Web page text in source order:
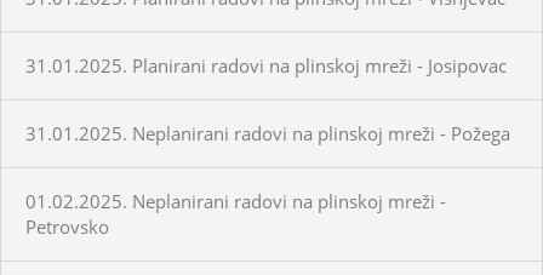
31.01.2025. Planirani radovi na plinskoj mreži - Josipovac
31.01.2025. Neplanirani radovi na plinskoj mreži - Požega
01.02.2025. Neplanirani radovi na plinskoj mreži -
Petrovsko